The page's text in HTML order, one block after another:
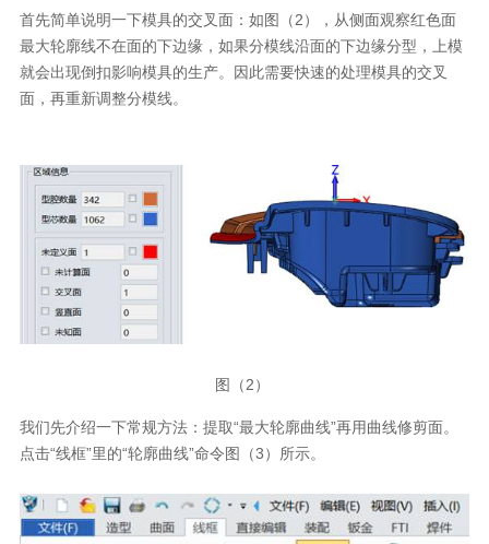
首先简单说明一下模具的交叉面：如图（2），从侧面观察红色面
最大轮廓线不在面的下边缘，如果分模线沿面的下边缘分型，上模
就会出现倒扣影响模具的生产。因此需要快速的处理模具的交叉
面，再重新调整分模线。
图（2）
我们先介绍一下常规方法：提取“最大轮廓曲线”再用曲线修剪面。
点击“线框”里的“轮廓曲线”命令图（3）所示。